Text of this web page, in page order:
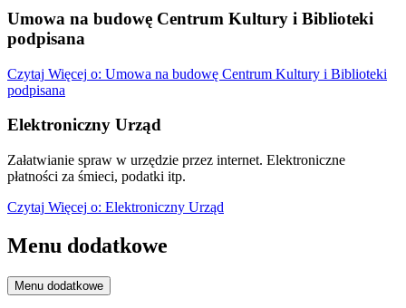
Umowa na budowę Centrum Kultury i Biblioteki
podpisana
Czytaj Więcej o: Umowa na budowę Centrum Kultury i Biblioteki
podpisana
Elektroniczny Urząd
Załatwianie spraw w urzędzie przez internet. Elektroniczne
płatności za śmieci, podatki itp.
Czytaj Więcej o: Elektroniczny Urząd
Menu dodatkowe
Menu dodatkowe